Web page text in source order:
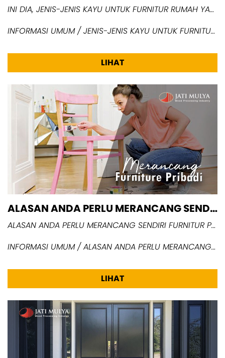
INI DIA, JENIS-JENIS KAYU UNTUK FURNITUR RUMAH YANG PERLU ANDA KETAHUI
INFORMASI UMUM / JENIS-JENIS KAYU UNTUK FURNITUR RUMAH YANG PERLU ANDA KETAHUI
LIHAT
ALASAN ANDA PERLU MERANCANG SENDIRI FURNITUR PRIBADI
ALASAN ANDA PERLU MERANCANG SENDIRI FURNITUR PRIBADI
INFORMASI UMUM / ALASAN ANDA PERLU MERANCANG SENDIRI FURNITUR PRIBADI
LIHAT